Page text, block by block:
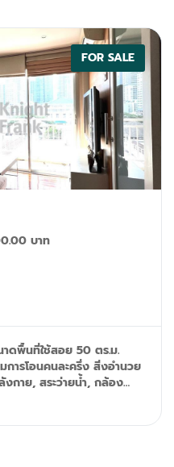
FOR SALE
บาท
ดพื้นที่ใช้สอย 50 ตร.ม.
นคนละครึ่ง สิ่งอำนวย
กาย, สระว่ายน้ำ, กล้อง